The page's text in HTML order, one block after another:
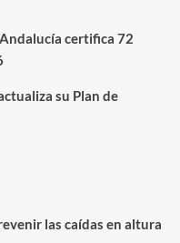
certifica 72
su Plan de
las caídas en altura